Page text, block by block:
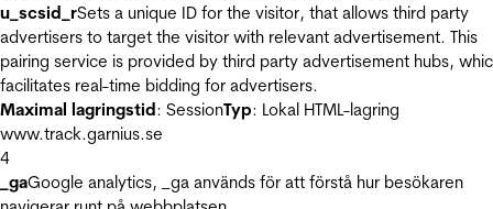
u_scsid_rSets a unique ID for the visitor, that allows third party
advertisers to target the visitor with relevant advertisement. This
pairing service is provided by third party advertisement hubs,
facilitates real-time bidding for advertisers.
Maximal lagringstid: SessionTyp: Lokal HTML-lagring
www.track.garnius.se
4
_gaGoogle analytics, _ga används för att förstå hur besökaren